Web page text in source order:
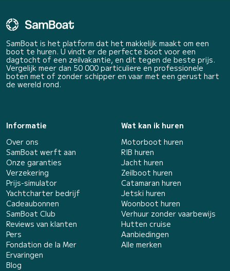
SamBoat is het platform dat het makkelijk maakt om een
boot te huren. U vindt er de perfecte boot voor een
dagtocht of een zeilvakantie, en dit tegen de beste prijs.
Vergelijk meer dan 50 000 particuliere en professionele
boten met of zonder schipper en vaar met een gerust hart
de wereld rond.
Informatie
Over ons
SamBoat werft aan
Onze garanties
Verzekering
Prijs-simulator
Yachtcharter bedrijf
Cadeaubonnen
SamBoat Club
Reviews van klanten
Pers
Fondation de la Mer
Ervaringen
Blog
Wat kan ik huren
Motorboot huren
RIB huren
Jacht huren
Zeilboot huren
Catamaran huren
Jetski huren
Woonboot huren
Verhuur zonder vaarbewijs
Hutten cruise
Aanbiedingen
Alle merken